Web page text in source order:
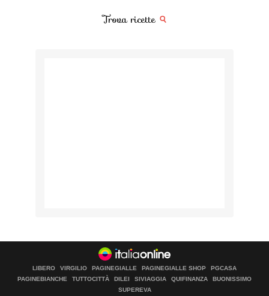
Trova ricette
LIBERO VIRGILIO PAGINEGIALLE PAGINEGIALLE SHOP
PGCASA
PAGINEBIANCHE
TUTTOCITTÀ DILEI SIVIAGGIA QUIFINANZA
BUONISSIMO
SUPEREVA